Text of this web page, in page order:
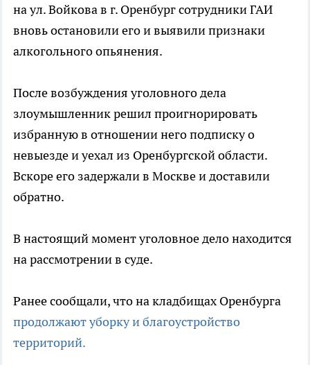
на ул. Войкова в г. Оренбург сотрудники ГАИ
вновь остановили его и выявили признаки
алкогольного опьянения.
После возбуждения уголовного дела
злоумышленник решил проигнорировать
избранную в отношении него подписку о
невыезде и уехал из Оренбургской области.
Вскоре его задержали в Москве и доставили
обратно.
В настоящий момент уголовное дело находится
на рассмотрении в суде.
Ранее сообщали, что на кладбищах Оренбурга
продолжают уборку и благоустройство
территорий.